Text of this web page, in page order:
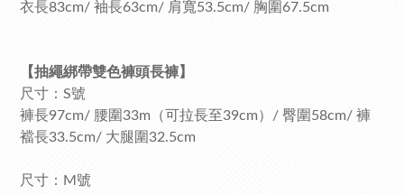
衣長83cm/ 袖長63cm/ 肩寬53.5cm/ 胸圍67.5cm
【抽繩綁帶雙色褲頭長褲】
尺寸：S號
褲長97cm/ 腰圍33m（可拉長至39cm）/ 臀圍58cm/ 褲
襠長33.5cm/ 大腿圍32.5cm
尺寸：M號